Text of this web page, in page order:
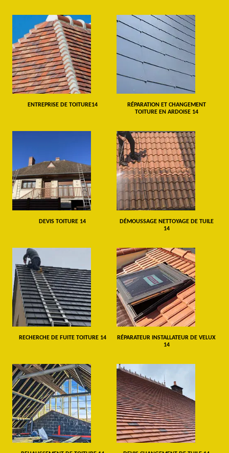
ENTREPRISE DE TOITURE14
RÉPARATION ET CHANGEMENT
TOITURE EN ARDOISE 14
DEVIS TOITURE 14
DÉMOUSSAGE NETTOYAGE DE TUILE
14
RECHERCHE DE FUITE TOITURE 14
RÉPARATEUR INSTALLATEUR DE VELUX
14